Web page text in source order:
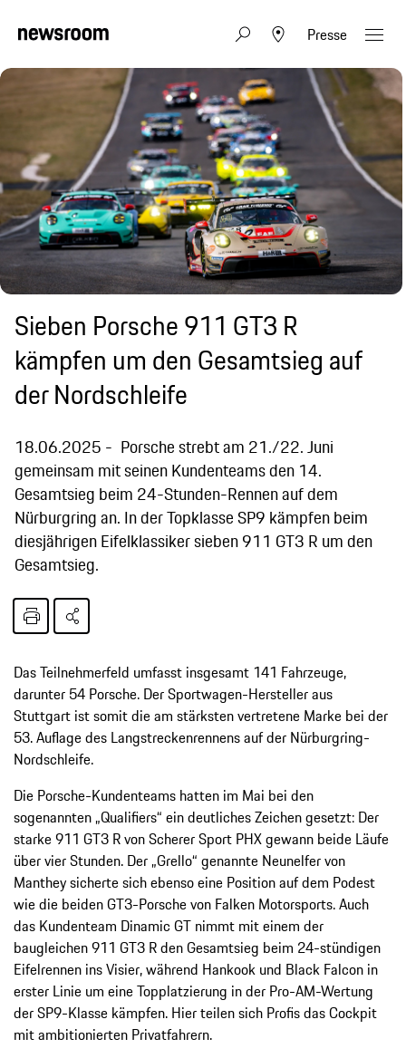
Presse
Sieben Porsche 911 GT3 R
kämpfen um den Gesamtsieg auf
der Nordschleife
18.06.2025
Porsche strebt am 21./22. Juni
gemeinsam mit seinen Kundenteams den 14.
Gesamtsieg beim 24-Stunden-Rennen auf dem
Nürburgring an. In der Topklasse SP9 kämpfen beim
diesjährigen Eifelklassiker sieben 911 GT3 R um den
Gesamtsieg.
Das Teilnehmerfeld umfasst insgesamt 141 Fahrzeuge,
darunter 54 Porsche. Der Sportwagen-Hersteller aus
Stuttgart ist somit die am stärksten vertretene Marke bei der
53. Auflage des Langstreckenrennens auf der Nürburgring-
Nordschleife.
Die Porsche-Kundenteams hatten im Mai bei den
sogenannten „Qualifiers“ ein deutliches Zeichen gesetzt: Der
starke 911 GT3 R von Scherer Sport PHX gewann beide Läufe
über vier Stunden. Der „Grello“ genannte Neunelfer von
Manthey sicherte sich ebenso eine Position auf dem Podest
wie die beiden GT3-Porsche von Falken Motorsports. Auch
das Kundenteam Dinamic GT nimmt mit einem der
baugleichen 911 GT3 R den Gesamtsieg beim 24-stündigen
Eifelrennen ins Visier, während Hankook und Black Falcon in
erster Linie um eine Topplatzierung in der Pro-AM-Wertung
der SP9-Klasse kämpfen. Hier teilen sich Profis das Cockpit
mit ambitionierten Privatfahrern.